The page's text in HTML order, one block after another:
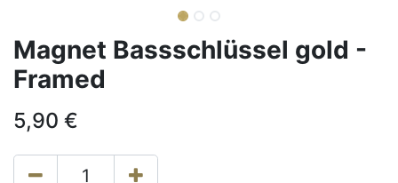
Magnet Bassschlüssel gold -
Framed
5,90 €